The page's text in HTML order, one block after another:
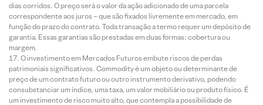
dias corridos. O preço será o valor da ação adicionado de uma parcela
correspondente aos juros – que são fixados livremente em mercado, em
função do prazo do contrato. Toda transação a termo requer um depósito de
garantia. Essas garantias são prestadas em duas formas: cobertura ou
margem.
O investimento em Mercados Futuros embute riscos de perdas
patrimoniais significativos. Commodity é um objeto ou determinante de
preço de um contrato futuro ou outro instrumento derivativo, podendo
consubstanciar um índice, uma taxa, um valor mobiliário ou produto físico. É
um investimento de risco muito alto, que contempla a possibilidade de